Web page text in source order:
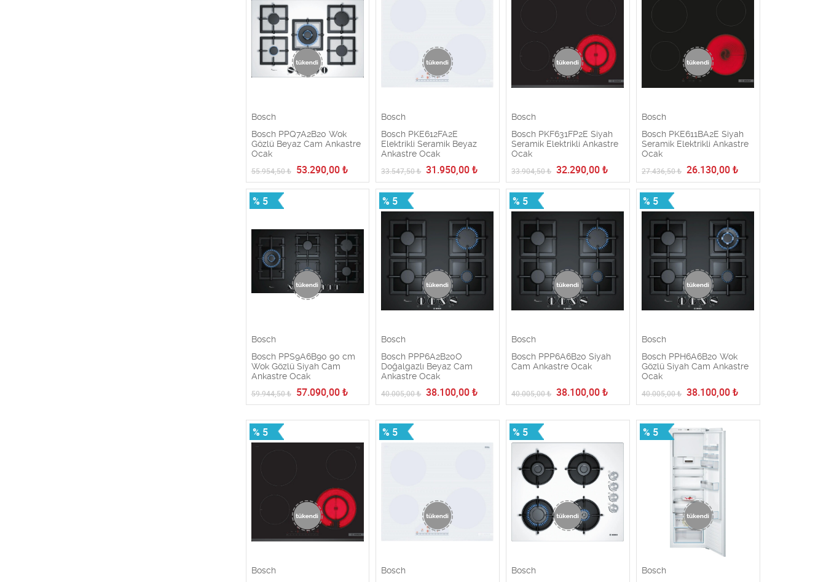
Bosch
Bosch PPQ7A2B20 Wok
Gözlü Beyaz Cam Ankastre
Ocak
55.954,50₺ 53.290,00₺
Bosch
Bosch PKE612FA2E
Elektrikli Seramik Beyaz
Ankastre Ocak
33.547,50₺ 31.950,00 ₺
Bosch
Bosch PKF631FP2E Siyah
Seramik Elektrikli Ankastre
Ocak
33.904,50₺ 32.290,00 ₺
Bosch
Bosch PKE611BA2E Siyah
Seramik Elektrikli Ankastre
Ocak
27.436,50₺ 26.130,00 ₺
% 5
Bosch
Bosch PPS9A6B90 90 cm
Wok Gözlü Siyah Cam
Ankastre Ocak
59.944,50₺ 57.090,00₺
% 5
Bosch
Bosch PPP6A2B20O
Doğalgazlı Beyaz Cam
Ankastre Ocak
40.005,00₺ 38.100,00 ₺
% 5
Bosch
Bosch PPP6A6B20 Siyah
Cam Ankastre Ocak
40.005,00₺ 38.100,00 ₺
% 5
Bosch
Bosch PPH6A6B20 Wok
Gözlü Siyah Cam Ankastre
Ocak
40.005,00₺ 38.100,00 ₺
% 5
Bosch
% 5
Bosch
% 5
Bosch
% 5
Bosch